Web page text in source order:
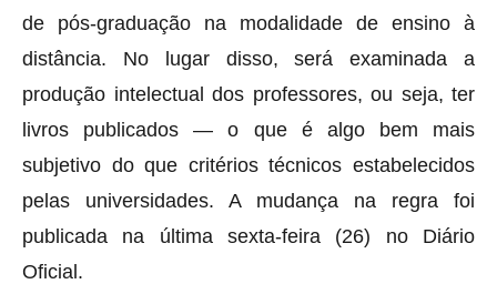
de pós-graduação na modalidade de ensino à
distância. No lugar disso, será examinada a
produção intelectual dos professores, ou seja, ter
livros publicados — o que é algo bem mais
subjetivo do que critérios técnicos estabelecidos
pelas universidades. A mudança na regra foi
publicada na última sexta-feira (26) no Diário
Oficial.